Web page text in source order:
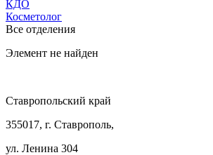
КДО
Косметолог
Все отделения
Элемент не найден
Ставропольский край
355017, г. Ставрополь,
ул. Ленина 304